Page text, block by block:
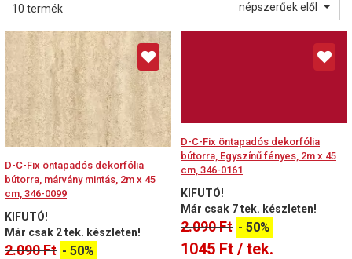
10 termék népszerűek elől
D-C-Fix öntapadós dekorfólia
bútorra, márvány mintás, 2m x 45
cm, 346-0099
KIFUTÓ!
Már csak 2 tek. készleten!
2.090Ft - 50%
D-C-Fix öntapadós dekorfólia
bútorra, Egyszínű fényes, 2m x 45
cm, 346-0161
KIFUTÓ!
Már csak 7 tek. készleten!
2.090Ft - 50%
1045 Ft / tek.